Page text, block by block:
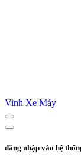
Vinh Xe Máy
đăng nhập vào hệ